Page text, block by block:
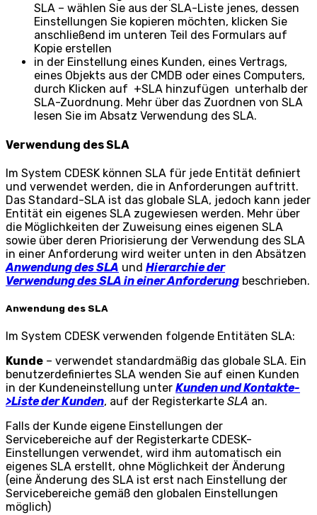
SLA – wählen Sie aus der SLA-Liste jenes, dessen
Einstellungen Sie kopieren möchten, klicken Sie
anschließend im unteren Teil des Formulars auf
Kopie erstellen
in der Einstellung eines Kunden, eines Vertrags,
eines Objekts aus der CMDB oder eines Computers,
durch Klicken auf +SLA hinzufügen unterhalb der
SLA-Zuordnung. Mehr über das Zuordnen von SLA
lesen Sie im Absatz Verwendung des SLA.
Verwendung des SLA
Im System CDESK können SLA für jede Entität definiert
und verwendet werden, die in Anforderungen auftritt.
Das Standard-SLA ist das globale SLA, jedoch kann jeder
Entität ein eigenes SLA zugewiesen werden. Mehr über
die Möglichkeiten der Zuweisung eines eigenen SLA
sowie über deren Priorisierung der Verwendung des SLA
in einer Anforderung wird weiter unten in den Absätzen
Anwendung des SLA und Hierarchie der
Verwendung des SLA in einer Anforderung beschrieben.
Anwendung des SLA
Im System CDESK verwenden folgende Entitäten SLA:
Kunde – verwendet standardmäßig das globale SLA. Ein
benutzerdefiniertes SLA wenden Sie auf einen Kunden
in der Kundeneinstellung unter Kunden und Kontakte-
>Liste der Kunden, auf der Registerkarte SLA an.
Falls der Kunde eigene Einstellungen der
Servicebereiche auf der Registerkarte CDESK-
Einstellungen verwendet, wird ihm automatisch ein
eigenes SLA erstellt, ohne Möglichkeit der Änderung
(eine Änderung des SLA ist erst nach Einstellung der
Servicebereiche gemäß den globalen Einstellungen
möglich)